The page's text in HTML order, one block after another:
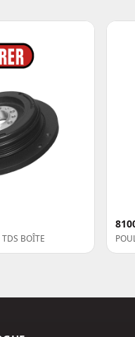
BOÎTE